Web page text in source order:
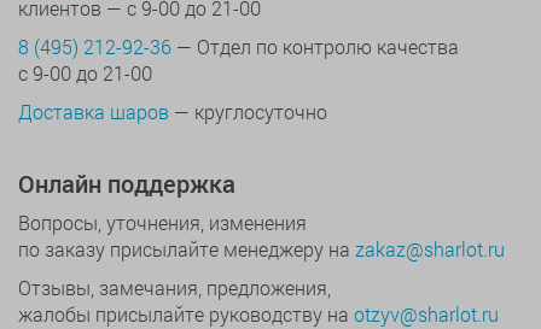
клиентов — с 9-00 до 21-00
8 (495) 212-92-36 — Отдел по контролю качества
с 9-00 до 21-00
Доставка шаров — круглосуточно
Онлайн поддержка
Вопросы, уточнения, изменения
по заказу присылайте менеджеру на zakaz@sharlot.ru
Отзывы, замечания, предложения,
жалобы присылайте руководству на otzyv@sharlot.ru